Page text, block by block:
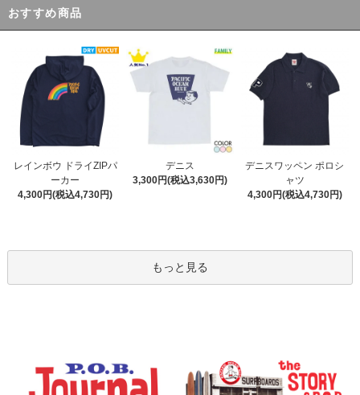
おすすめ商品
レインボウ ドライZIPパ
ーカー
4,300円(税込4,730円)
デニス
3,300円(税込3,630円)
デニスワッペン ポロシ
ャツ
4,300円(税込4,730円)
もっと見る